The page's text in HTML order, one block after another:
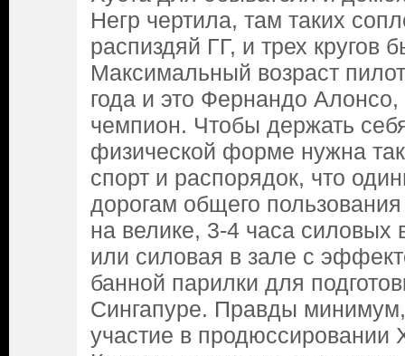
Негр чертила, там таких
распиздяй ГГ, и трех кругов
Максимальный возраст
года и это Фернандо Алонсо,
чемпион. Чтобы держать
физической форме нужна
спорт и распорядок, что
дорогам общего
на велике, 3-4 часа силовых
или силовая в зале с
банной парилки для
Сингапуре. Правды
участие в продюссировании